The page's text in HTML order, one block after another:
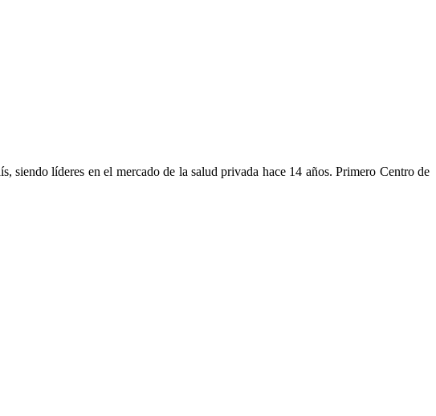
siendo líderes en el mercado de la salud privada hace 14 años. Primero Centro de